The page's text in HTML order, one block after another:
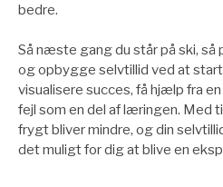
bedre.
Så næste gang du står på ski,
og opbygge selvtillid ved at
visualisere succes, få hjælp fra
fejl som en del af læringen. Med
frygt bliver mindre, og din
det muligt for dig at blive en